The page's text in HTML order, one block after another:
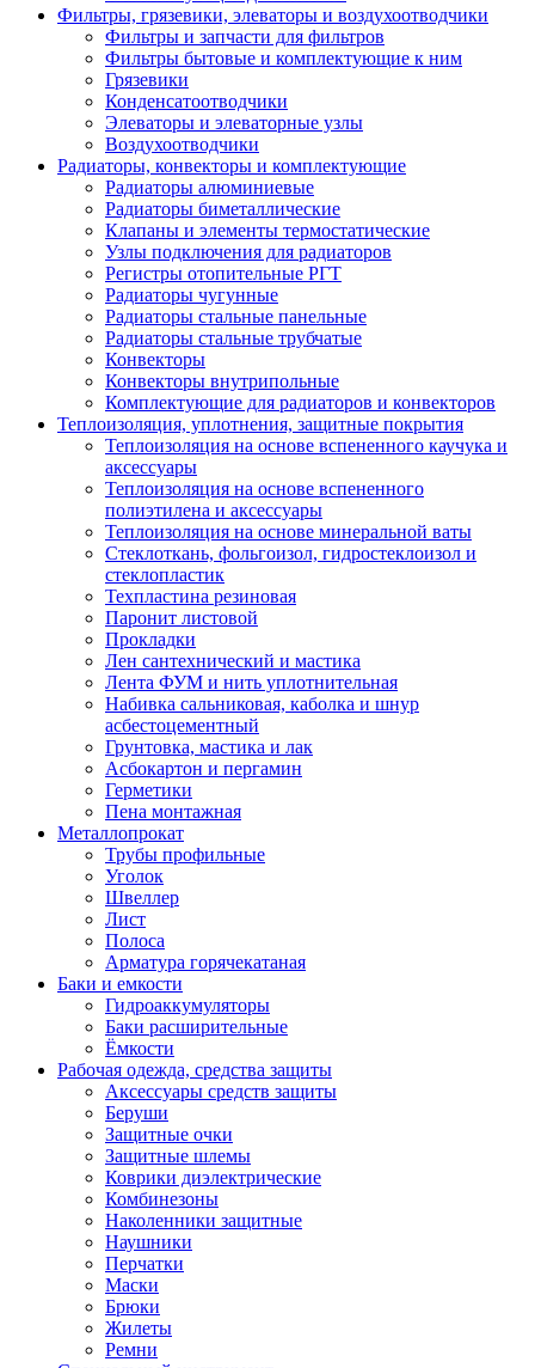
Фильтры, грязевики, элеваторы и воздухоотводчики
Фильтры и запчасти для фильтров
Фильтры бытовые и комплектующие к ним
Грязевики
Конденсатоотводчики
Элеваторы и элеваторные узлы
Воздухоотводчики
Радиаторы, конвекторы и комплектующие
Радиаторы алюминиевые
Радиаторы биметаллические
Клапаны и элементы термостатические
Узлы подключения для радиаторов
Регистры отопительные РГТ
Радиаторы чугунные
Радиаторы стальные панельные
Радиаторы стальные трубчатые
Конвекторы
Конвекторы внутрипольные
Комплектующие для радиаторов и конвекторов
Теплоизоляция, уплотнения, защитные покрытия
Теплоизоляция на основе вспененного каучука и
аксессуары
Теплоизоляция на основе вспененного
полиэтилена и аксессуары
Теплоизоляция на основе минеральной ваты
Стеклоткань, фольгоизол, гидростеклоизол и
стеклопластик
Техпластина резиновая
Паронит листовой
Прокладки
Лен сантехнический и мастика
Лента ФУМ и нить уплотнительная
Набивка сальниковая, каболка и шнур
асбестоцементный
Грунтовка, мастика и лак
Асбокартон и пергамин
Герметики
Пена монтажная
Металлопрокат
Трубы профильные
Уголок
Швеллер
Лист
Полоса
Арматура горячекатаная
Баки и емкости
Гидроаккумуляторы
Баки расширительные
Ёмкости
Рабочая одежда, средства защиты
Аксессуары средств защиты
Беруши
Защитные очки
Защитные шлемы
Коврики диэлектрические
Комбинезоны
Наколенники защитные
Наушники
Перчатки
Маски
Брюки
Жилеты
Ремни